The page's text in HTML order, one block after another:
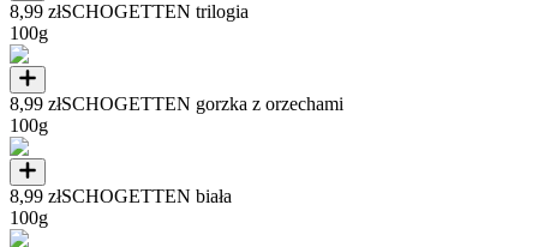
8,99 złSCHOGETTEN trilogia
100g
8,99 złSCHOGETTEN gorzka z orzechami
100g
8,99 złSCHOGETTEN biała
100g